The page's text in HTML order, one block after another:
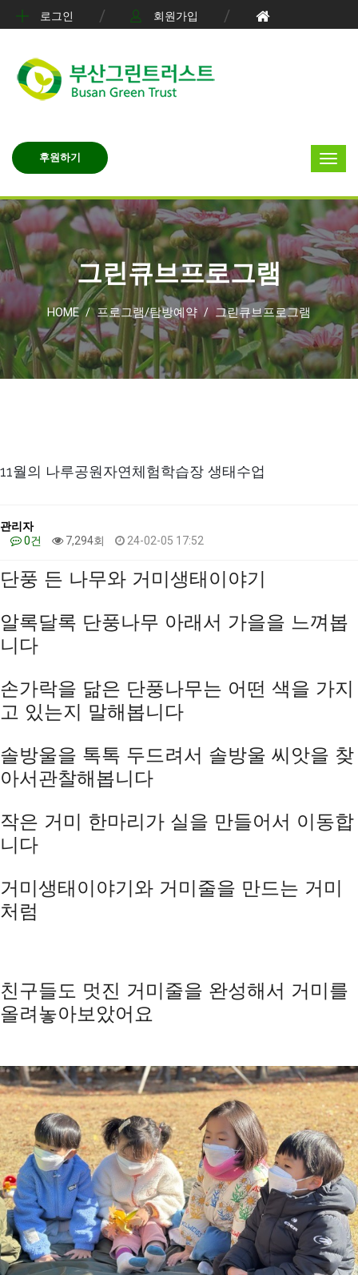
로그인 회원가입
후원하기
그린큐브프로그램
HOME / 프로그램/탐방예약 / 그린큐브프로그램
11월의 나루공원자연체험학습장 생태수업
관리자
0건
7,294회 24-02-05 17:52
단풍 든 나무와 거미생태이야기
알록달록 단풍나무 아래서 가을을 느껴봅
니다
손가락을 닮은 단풍나무는 어떤 색을 가지
고 있는지 말해봅니다
솔방울을 톡톡 두드려서 솔방울 씨앗을 찾
아서관찰해봅니다
작은 거미 한마리가 실을 만들어서 이동합
니다
거미생태이야기와 거미줄을 만드는 거미
처럼
친구들도 멋진 거미줄을 완성해서 거미를
올려놓아보았어요